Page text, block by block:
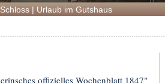
| Urlaub im Gutshaus
offizielles Wochenblatt 1847"